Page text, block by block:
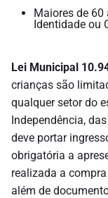
Maiores de 60
Identidade ou
Lei Municipal
crianças são
qualquer setor do
Independência,
deve portar
obrigatória a
realizada a
além de